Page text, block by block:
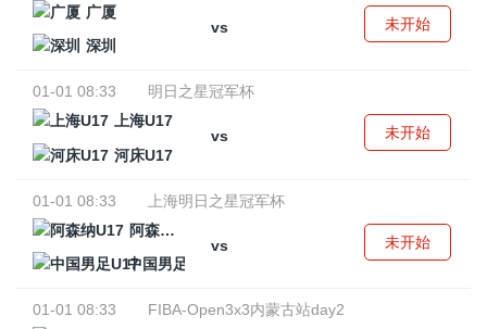
广厦
vs
深圳
未开始
01-01 08:33
明日之星冠军杯
上海U17
vs
河床U17
未开始
01-01 08:33
上海明日之星冠军杯
阿森纳U17
vs
中国男足U17
未开始
01-01 08:33
FIBA-Open3x3内蒙古站day2